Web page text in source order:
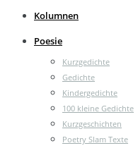
Kolumnen
Poesie
Kurzgedichte
Gedichte
Kindergedichte
100 kleine Gedichte
Kurzgeschichten
Poetry Slam Texte